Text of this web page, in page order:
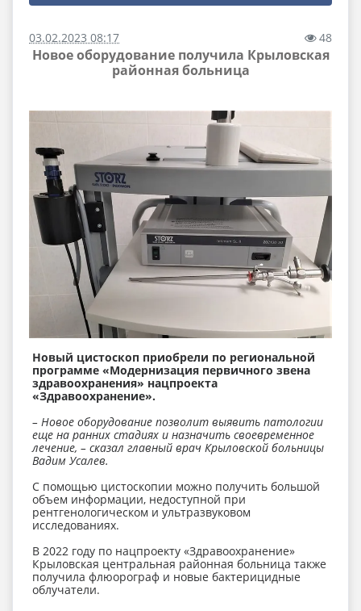
03.02.2023 08:17 48
Новое оборудование получила Крыловская
районная больница
Новый цистоскоп приобрели по региональной
программе «Модернизация первичного звена
здравоохранения» нацпроекта
«Здравоохранение».
– Новое оборудование позволит выявить патологии
еще на ранних стадиях и назначить своевременное
лечение, – сказал главный врач Крыловской больницы
Вадим Усалев.
С помощью цистоскопии можно получить большой
объем информации, недоступной при
рентгенологическом и ультразвуковом
исследованиях.
В 2022 году по нацпроекту «Здравоохранение»
Крыловская центральная районная больница также
получила флюорограф и новые бактерицидные
облучатели.